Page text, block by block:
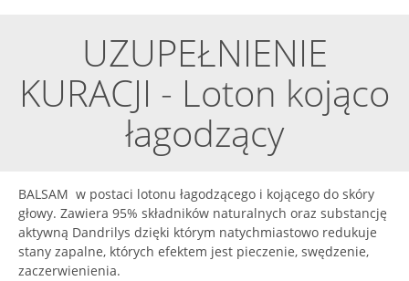
UZUPEŁNIENIE
KURACJI - Loton kojąco
łagodzący
BALSAM w postaci lotonu łagodzącego i kojącego do skóry
głowy. Zawiera 95% składników naturalnych oraz substancję
aktywną Dandrilys dzięki którym natychmiastowo redukuje
stany zapalne, których efektem jest pieczenie, swędzenie,
zaczerwienienia.